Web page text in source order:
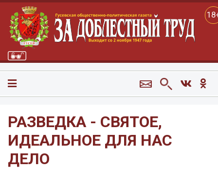
РАЗВЕДКА - СВЯТОЕ,
ИДЕАЛЬНОЕ ДЛЯ НАС
ДЕЛО